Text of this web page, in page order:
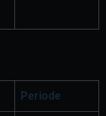
Periode